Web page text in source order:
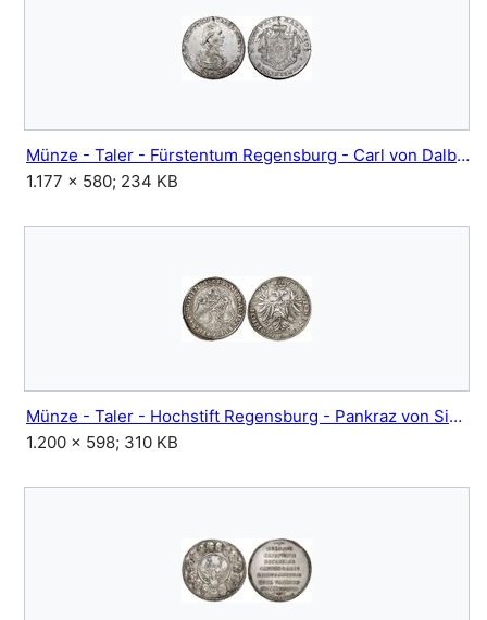
Münze - Taler - Fürstentum Regensburg - Carl von Dalberg - 1809.jpg
1.177 × 580; 234 KB
Münze - Taler - Hochstift Regensburg - Pankraz von Sinzenhofen - 1547.jpg
1.200 × 598; 310 KB